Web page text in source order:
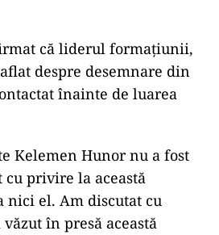
că liderul formațiunii,
despre desemnare din
înainte de luarea
Kelemen Hunor nu a fost
privire la această
nici el. Am discutat cu
în presă această